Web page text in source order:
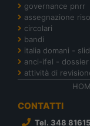
governance pnrr
assegnazione
circolari
bandi
italia domani -
anci-ifel -
attività di
CONTATTI
Tel. 348